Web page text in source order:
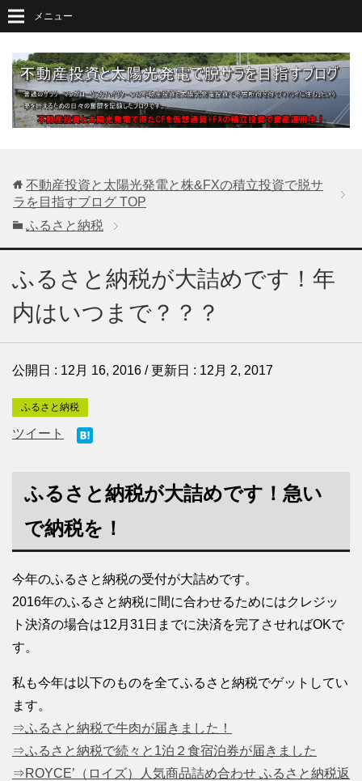
メニュー
不動産投資と太陽光発電と株&FXの積立投資で脱サ
ラを目指すブログ TOP
ふるさと納税
ふるさと納税が大詰めです！年
内はいつまで？？？
公開日 : 12月 16, 2016 / 更新日 : 12月 2, 2017
ふるさと納税
ツイート
ふるさと納税が大詰めです！急い
で納税を！
今年のふるさと納税の受付が大詰めです。
2016年のふるさと納税に間に合わせるためにはクレジッ
ト決済の場合は12月31日までに決済を完了させればOKで
す。
私も今年は以下のものを全てふるさと納税でゲットしてい
ます。
⇒ふるさと納税で牛肉が届きました！
⇒ふるさと納税で続々と1泊２食宿泊券が届きました
⇒ROYCE’（ロイズ）人気商品詰め合わせ ふるさと納税返